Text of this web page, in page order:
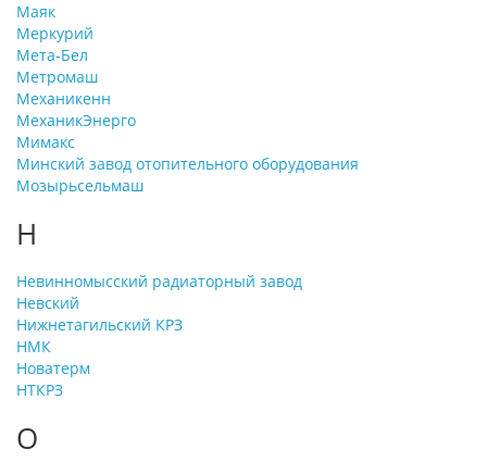
Маяк
Меркурий
Мета-Бел
Метромаш
Механикенн
МеханикЭнерго
Мимакс
Минский завод отопительного оборудования
Мозырьсельмаш
Н
Невинномысский радиаторный завод
Невский
Нижнетагильский КРЗ
НМК
Новатерм
НТКРЗ
О